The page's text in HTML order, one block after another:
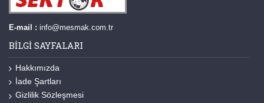
E-mail : info@mesmak.com.tr
BILGI SAYFALARI
Hakkımızda
İade Şartları
Gizlilik Sözleşmesi